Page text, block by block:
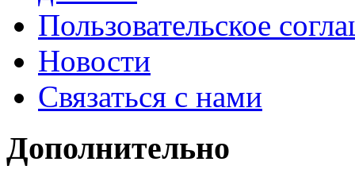
Пользовательское
Новости
Связаться с нами
Дополнительно